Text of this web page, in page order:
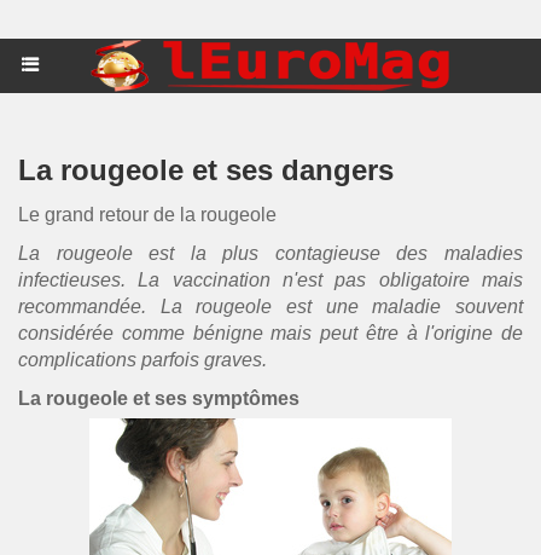
La rougeole et ses dangers
Le grand retour de la rougeole
La rougeole est la plus contagieuse des maladies
infectieuses. La vaccination n'est pas obligatoire mais
recommandée. La rougeole est une maladie souvent
considérée comme bénigne mais peut être à l'origine de
complications parfois graves.
La rougeole et ses symptômes